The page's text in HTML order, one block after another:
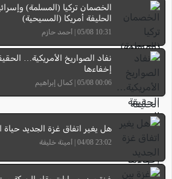
الخصمان تركيا (المسلمة)
الحليفة أمريكا (المسيحية)
10:31 05/08 | أحمد حازم
نفاد الصواريخ الأمريكية…
إخفاءها
00:06 05/08 | كمال إبراهيم
هل يغير اتفاق غزة الجديد حياة
23:02 04/08 | أمينة خليفة